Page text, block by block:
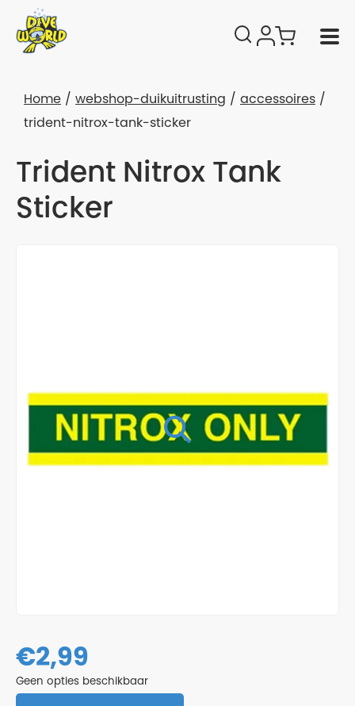
Home webshop-duikuitrusting
accessoires
trident-nitrox-tank-sticker
Trident Nitrox Tank
Sticker
€2,99
Geen opties beschikbaar